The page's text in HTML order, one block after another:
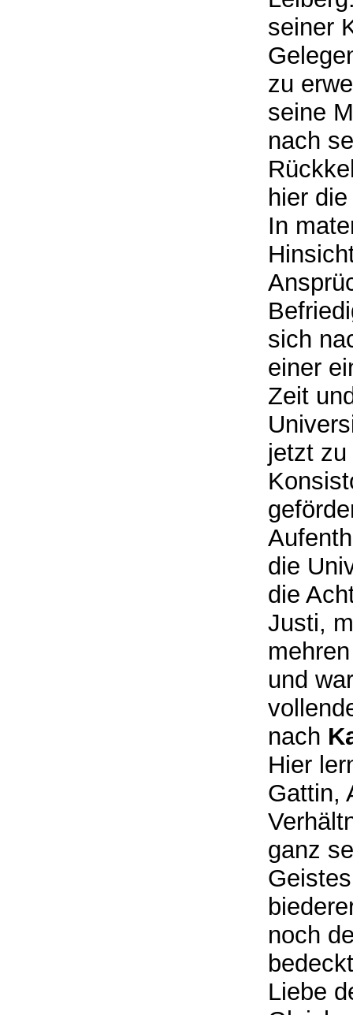
seiner
zu
seine
nach
hier
In
sich
einer
Zeit
jetzt
die
die
Justi,
und
nach
Hier
Gattin,
ganz
noch
Liebe